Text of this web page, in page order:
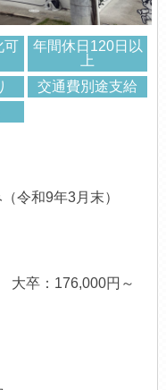
可
年間休日120日以
上
交通費別途支給
令和9年3月末）
卒：176,000円～